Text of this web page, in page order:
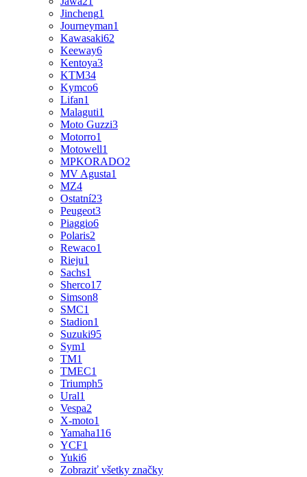
Jincheng1
Journeyman1
Kawasaki62
Keeway6
Kentoya3
KTM34
Kymco6
Lifan1
Malaguti1
Moto Guzzi3
Motorro1
Motowell1
MPKORADO2
MV Agusta1
MZ4
Ostatní23
Peugeot3
Piaggio6
Polaris2
Rewaco1
Rieju1
Sachs1
Sherco17
Simson8
SMC1
Stadion1
Suzuki95
Sym1
TM1
TMEC1
Triumph5
Ural1
Vespa2
X-moto1
Yamaha116
YCF1
Yuki6
Zobraziť všetky značky